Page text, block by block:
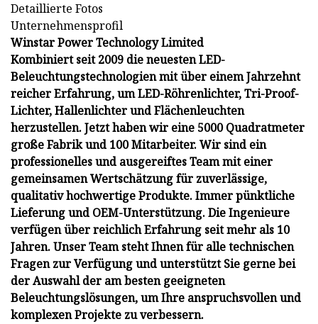
Detaillierte Fotos
Unternehmensprofil
Winstar Power Technology Limited
Kombiniert seit 2009 die neuesten LED-
Beleuchtungstechnologien mit über einem Jahrzehnt
reicher Erfahrung, um LED-Röhrenlichter, Tri-Proof-
Lichter, Hallenlichter und Flächenleuchten
herzustellen. Jetzt haben wir eine 5000 Quadratmeter
große Fabrik und 100 Mitarbeiter. Wir sind ein
professionelles und ausgereiftes Team mit einer
gemeinsamen Wertschätzung für zuverlässige,
qualitativ hochwertige Produkte. Immer pünktliche
Lieferung und OEM-Unterstützung. Die Ingenieure
verfügen über reichlich Erfahrung seit mehr als 10
Jahren. Unser Team steht Ihnen für alle technischen
Fragen zur Verfügung und unterstützt Sie gerne bei
der Auswahl der am besten geeigneten
Beleuchtungslösungen, um Ihre anspruchsvollen und
komplexen Projekte zu verbessern.